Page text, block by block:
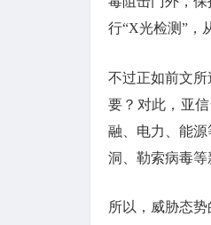
行“X光检测”，
不过正如前文
要？对此，亚
融、电力、能
洞、勒索病毒等
所以，威胁态